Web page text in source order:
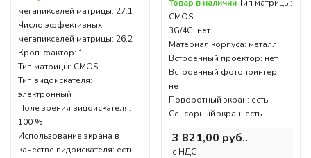
мегапикселей матрицы: 27.1
Число эффективных
мегапикселей матрицы: 26.2
Кроп-фактор: 1
Тип матрицы: CMOS
Тип видоискателя:
электронный
Поле зрения видоискателя:
100 %
Использование экрана в
качестве видоискателя: есть
Товар в наличии Тип матрицы:
CMOS
3G/4G: нет
Материал корпуса: металл
Встроенный проектор: нет
Встроенный фотопринтер:
нет
Поворотный экран: есть
Сенсорный экран: есть
3 821,00 руб..
c НДС